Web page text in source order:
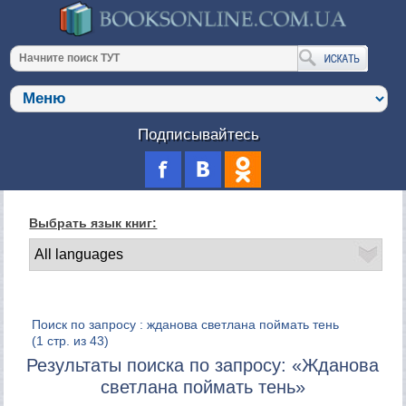
Подписывайтесь
Выбрать язык книг:
Поиск по запросу : жданова светлана поймать тень
(1 стр. из 43)
Результаты поиска по запросу: «Жданова
светлана поймать тень»